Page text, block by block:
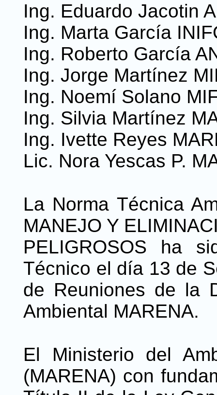
Ing. Eduardo Jacotin
Ing. Marta García
Ing. Roberto García
Ing. Jorge Martínez
Ing. Noemí Solano
Ing. Silvia Martínez
Ing. Ivette Reyes
Lic. Nora Yescas P.
La Norma Técnica
MANEJO Y
PELIGROSOS ha
Técnico el día 13 de
de Reuniones de la
Ambiental MARENA.
El Ministerio del
(MARENA) con